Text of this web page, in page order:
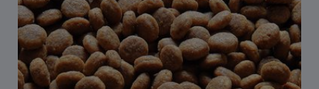
ne contiennent pas les éléments nutritifs
nécessaires. Poursuivez votre lecture pour
savoir quels éléments nutritifs devraient se
retrouver dans la nourriture pour chiots.